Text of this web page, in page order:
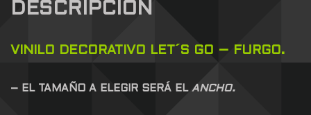
DESCRIPCIÓN
VINILO DECORATIVO LET´S GO – FURGO.
– EL TAMAÑO A ELEGIR SERÁ EL ANCHO.